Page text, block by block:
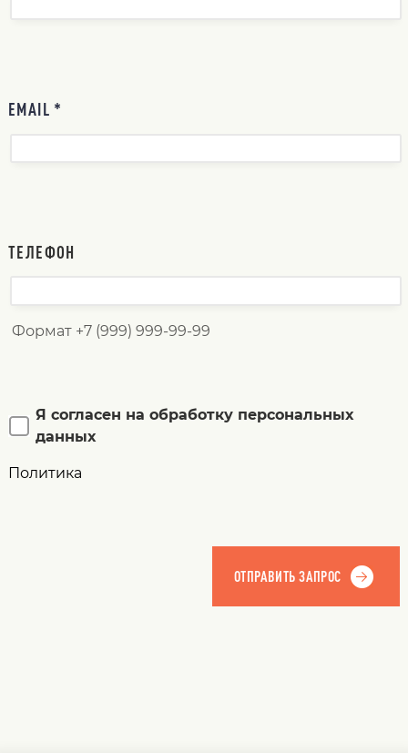
EMAIL *
ТЕЛЕФОН
Формат +7 (999) 999-99-99
Я согласен на обработку персональных
данных
Политика